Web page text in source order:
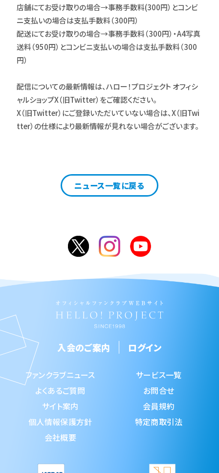
店舗にてお受け取りの場合→事務手数料(300円）とコンビ
ニ支払いの場合は支払手数料（300円）
配送にてお受け取りの場合→事務手数料（300円）・A4写真
送料（950円）とコンビニ支払いの場合は支払手数料（300
円）
配信についての最新情報は、ハロー！プロジェクト オフィシ
ャルショップX（旧Twitter）をご確認ください。
X（旧Twitter）にご登録いただいていない場合は、X（旧Twi
tter）の仕様により最新情報が見れない場合がございます。
ニュース一覧に戻る
入会のご案内 ログイン
ファンクラブニュース
サービス一覧
よくあるご質問
お問合せ
サイト案内
会員規約
個人情報保護方針
特定商取引法
会社概要